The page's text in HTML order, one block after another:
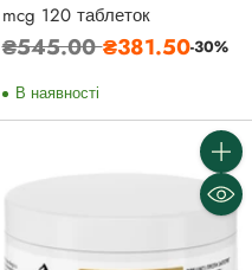
mcg 120 таблеток
Звичайна
₴545.00₴381.50-30%
В наявності